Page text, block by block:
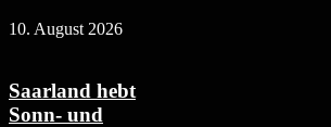
10. August 2026
Saarland hebt
Sonn- und